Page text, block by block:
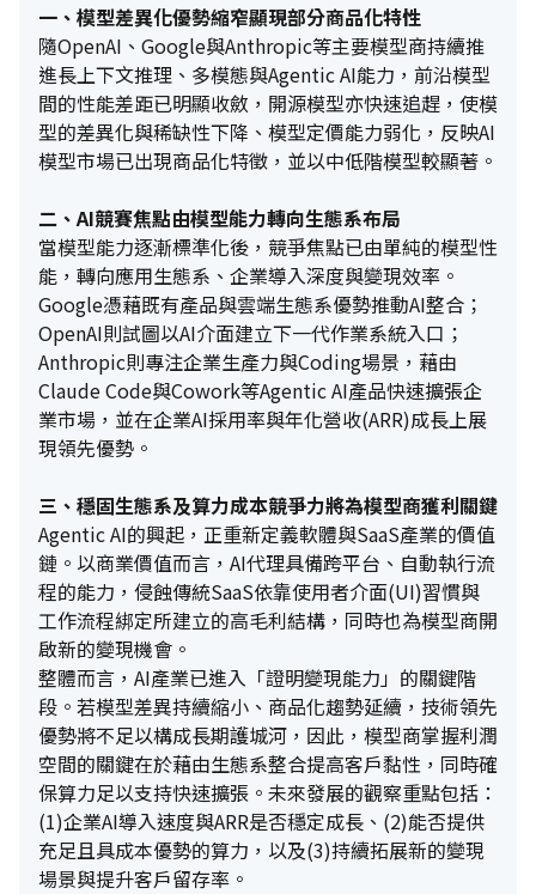
一、模型差異化優勢縮窄顯現部分商品化特性
隨OpenAI、Google與Anthropic等主要模型商持續推
進長上下文推理、多模態與Agentic AI能力，前沿模型
間的性能差距已明顯收斂，開源模型亦快速追趕，使模
型的差異化與稀缺性下降、模型定價能力弱化，反映AI
模型市場已出現商品化特徵，並以中低階模型較顯著。
二、AI競賽焦點由模型能力轉向生態系布局
當模型能力逐漸標準化後，競爭焦點已由單純的模型性
能，轉向應用生態系、企業導入深度與變現效率。
Google憑藉既有產品與雲端生態系優勢推動AI整合；
OpenAI則試圖以AI介面建立下一代作業系統入口；
Anthropic則專注企業生產力與Coding場景，藉由
Claude Code與Cowork等Agentic AI產品快速擴張企
業市場，並在企業AI採用率與年化營收(ARR)成長上展
現領先優勢。
三、穩固生態系及算力成本競爭力將為模型商獲利關鍵
Agentic AI的興起，正重新定義軟體與SaaS產業的價值
鏈。以商業價值而言，AI代理具備跨平台、自動執行流
程的能力，侵蝕傳統SaaS依靠使用者介面(UI)習慣與
工作流程綁定所建立的高毛利結構，同時也為模型商開
啟新的變現機會。
整體而言，AI產業已進入「證明變現能力」的關鍵階
段。若模型差異持續縮小、商品化趨勢延續，技術領先
優勢將不足以構成長期護城河，因此，模型商掌握利潤
空間的關鍵在於藉由生態系整合提高客戶黏性，同時確
保算力足以支持快速擴張。未來發展的觀察重點包括：
(1)企業AI導入速度與ARR是否穩定成長、(2)能否提供
充足且具成本優勢的算力，以及(3)持續拓展新的變現
場景與提升客戶留存率。